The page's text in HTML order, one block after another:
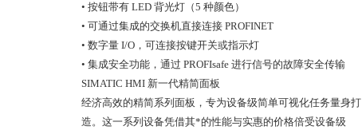
• 按钮带有 LED 背光灯（5 种颜色）
• 可通过集成的交换机直接连接 PROFINET
• 数字量 I/O，可连接按键开关或指示灯
• 集成安全功能，通过 PROFIsafe 进行信号的故障安全传输
SIMATIC HMI 新一代精简面板
经济高效的精简系列面板，专为设备级简单可视化任务量身打
造。这一系列设备凭借其*的性能与实惠的价格倍受设备级